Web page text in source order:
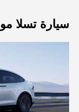
اكتشف أفضل
أغلى سيارة
سيارة تسلا